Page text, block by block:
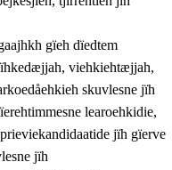
gïeh dïedtem
viehkiehtæjjah,
skuvlesne jïh
learoehkidie,
jïh gïerve
jïh